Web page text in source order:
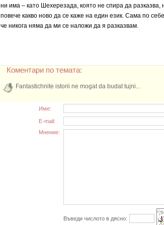
ни има – като Шехерезада, която не спира да
повече какво ново да се каже на един език. Сама по
че никога няма да ми се наложи да я разказвам.
Коментари по темата:
Fantastichnite istorii ne mogat da budat tujni...
Име:
E-mail:
Мнение:
Въведи числото в дясно: